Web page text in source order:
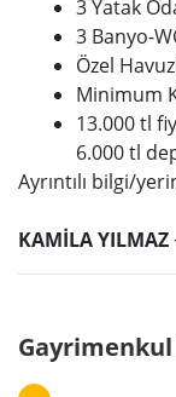
3 Yatak
3 Banyo-
Özel
Minimum
13.000 tl
6.000 tl
Ayrıntılı bilgi/
KAMİLA YILMAZ